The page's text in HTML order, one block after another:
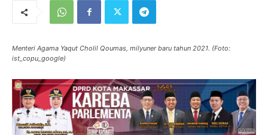
Menteri Agama Yaqut Cholil Qoumas, milyuner baru tahun 2021. (Foto:
ist_copu_google)